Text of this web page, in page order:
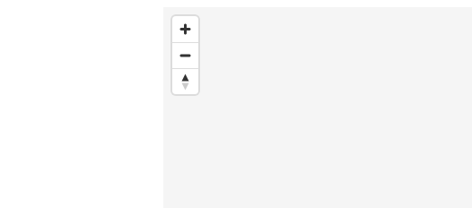
Karte überspringen